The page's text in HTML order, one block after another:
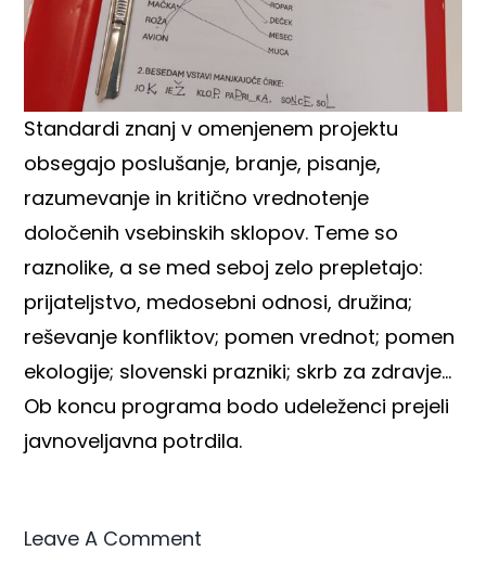
Standardi znanj v omenjenem projektu
obsegajo poslušanje, branje, pisanje,
razumevanje in kritično vrednotenje
določenih vsebinskih sklopov. Teme so
raznolike, a se med seboj zelo prepletajo:
prijateljstvo, medosebni odnosi, družina;
reševanje konfliktov; pomen vrednot; pomen
ekologije; slovenski prazniki; skrb za zdravje…
Ob koncu programa bodo udeleženci prejeli
javnoveljavna potrdila.
Leave A Comment